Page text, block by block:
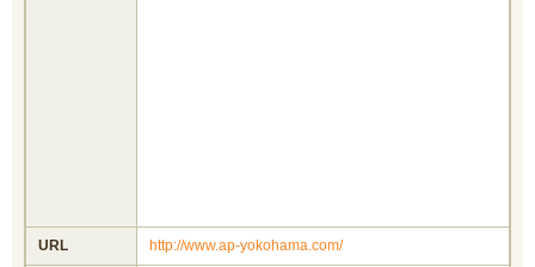
URL http://www.ap-yokohama.com/